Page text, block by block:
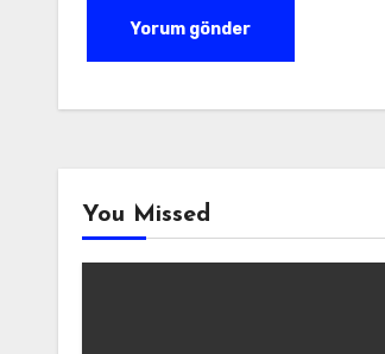
You Missed